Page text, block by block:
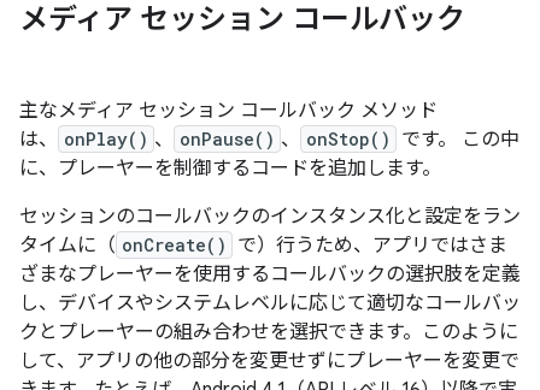
メディア セッション コールバック
主なメディア セッション コールバック メソッド
は、
onPlay() 、 onPause() 、 onStop()
です。 この中
に、プレーヤーを制御するコードを追加します。
セッションのコールバックのインスタンス化と設定をラン
タイムに（ onCreate()
で）行うため、アプリではさま
ざまなプレーヤーを使用するコールバックの選択肢を定義
し、デバイスやシステムレベルに応じて適切なコールバッ
クとプレーヤーの組み合わせを選択できます。このように
して、アプリの他の部分を変更せずにプレーヤーを変更で